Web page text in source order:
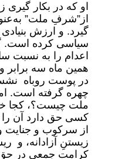
او که در بکار گیری
از”شرفِ ملت”
گیرد. و ارزش
سیاسی کرده است.
اعدام را به نسبت
همین ماه سه برابر
در پوست روباه
چهره گرفته است.
ملت چیست؟، کجا
کسی حق دارد آن را
از سرکوب و جنایت
زیستنِ آزادانه، و
کرامت جمعی در